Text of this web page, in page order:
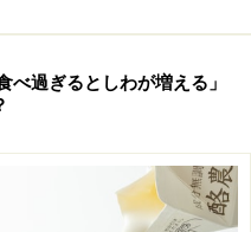
、油の入ったドレッシ
なるという面もありま
ギー量を気にして美味し
ットや健康のためにと、
要はなさそうに感じま
べ過ぎるとしわが増える」